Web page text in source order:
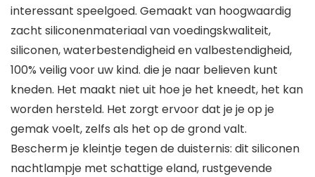
interessant speelgoed. Gemaakt van hoogwaardig
zacht siliconenmateriaal van voedingskwaliteit,
siliconen, waterbestendigheid en valbestendigheid,
100% veilig voor uw kind. die je naar believen kunt
kneden. Het maakt niet uit hoe je het kneedt, het kan
worden hersteld. Het zorgt ervoor dat je je op je
gemak voelt, zelfs als het op de grond valt.
Bescherm je kleintje tegen de duisternis: dit siliconen
nachtlampje met schattige eland, rustgevende